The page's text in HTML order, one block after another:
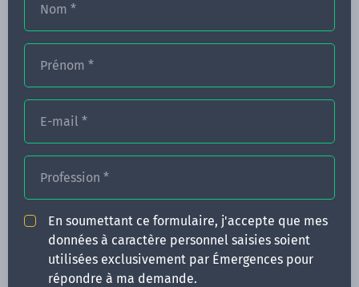
Nom *
Prénom *
E-mail *
Profession *
En soumettant ce formulaire, j'accepte que mes
données à caractère personnel saisies soient
utilisées exclusivement par Émergences pour
répondre à ma demande.
CONGRÈS
ACTUALITÉS
INFOS PRATIQUES
Qui sommes-nous ?
CONTACT